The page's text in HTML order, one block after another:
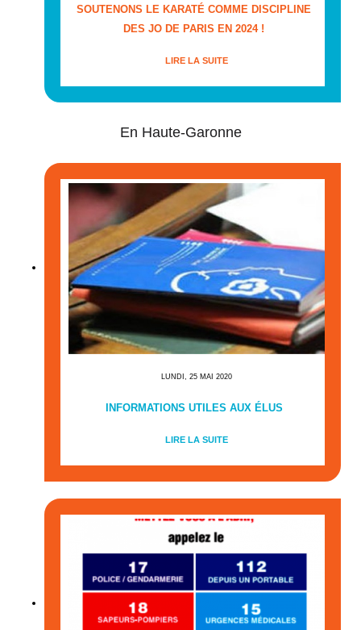
SOUTENONS LE KARATÉ COMME DISCIPLINE
DES JO DE PARIS EN 2024 !
LIRE LA SUITE
En Haute-Garonne
LUNDI, 25 MAI 2020
INFORMATIONS UTILES AUX ÉLUS
LIRE LA SUITE